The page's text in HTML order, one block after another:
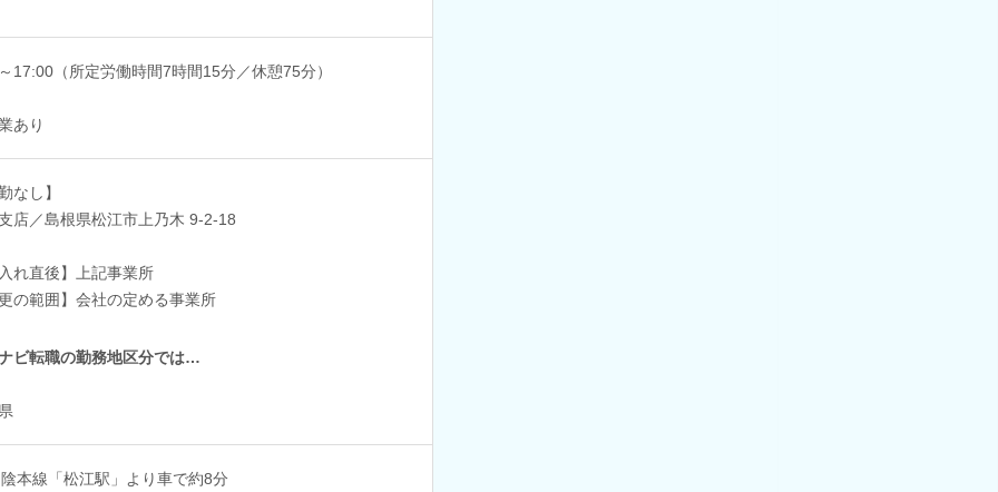
17:00（所定労働時間7時間15分／休憩75分）
あり
なし】
店／島根県松江市上乃木 9-2-18
れ直後】上記事業所
の範囲】会社の定める事業所
ビ転職の勤務地区分では…
本線「松江駅」より車で約8分